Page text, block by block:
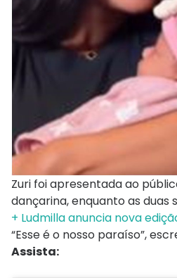
Zuri foi apresentada ao
dançarina, enquanto as duas
+ Ludmilla anuncia nova
“Esse é o nosso paraíso”,
Assista: